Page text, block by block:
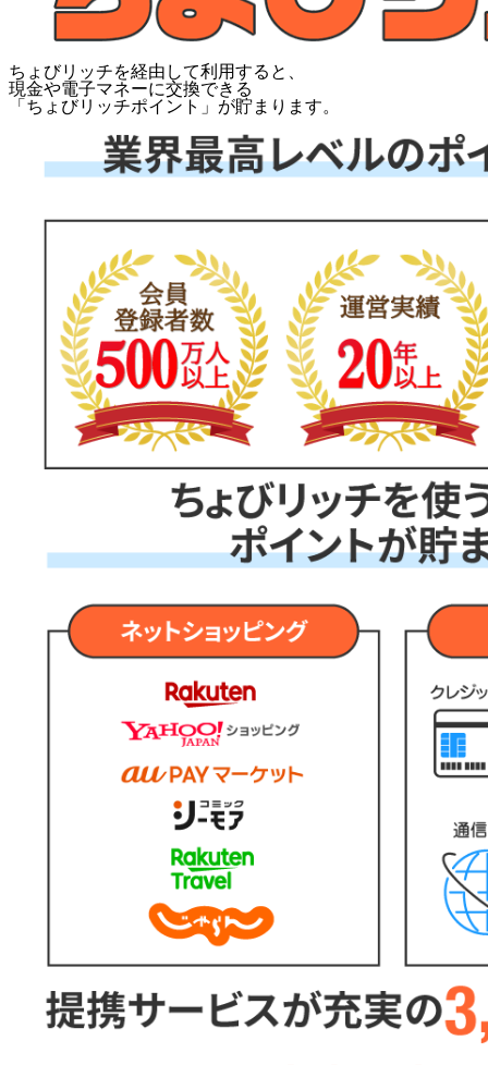
ちょびリッチを経由して利用すると、
現金や電子マネーに交換できる
「 ちょびリッチポイント 」が貯まります。